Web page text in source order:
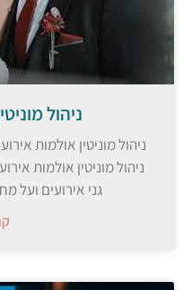
ניהול
ניהול מוניטין אולמות
ניהול מוניטין אולמות
גני אירועים ועל